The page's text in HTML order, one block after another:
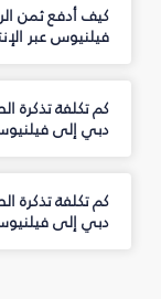
كيف أدفع ثمن
فيلنيوس عبر
كم تكلفة تذكرة
دبي إلى
كم تكلفة تذكرة
دبي إلى